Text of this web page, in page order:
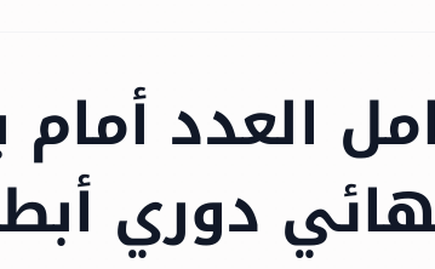
العدد أمام
دوري